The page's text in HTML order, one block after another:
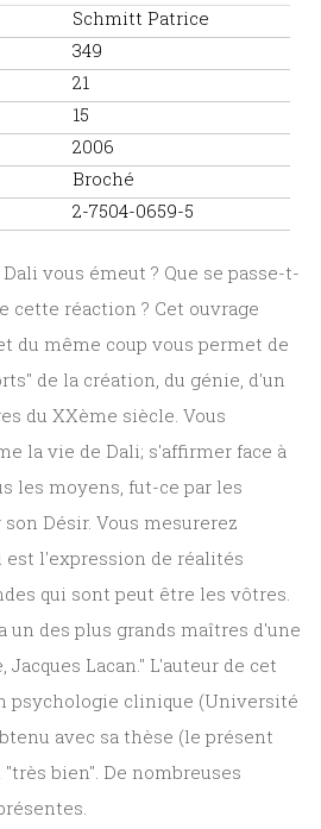
Schmitt Patrice
349
21
15
2006
Broché
2-7504-0659-5
vous émeut ? Que se passe-t-
cette réaction ? Cet ouvrage
du même coup vous permet de
de la création, du génie, d'un
du XXème siècle. Vous
la vie de Dali; s'affirmer face à
les moyens, fut-ce par les
Désir. Vous mesurerez
est l'expression de réalités
qui sont peut être les vôtres.
un des plus grands maîtres d'une
Lacan." L'auteur de cet
psychologie clinique (Université
avec sa thèse (le présent
bien". De nombreuses